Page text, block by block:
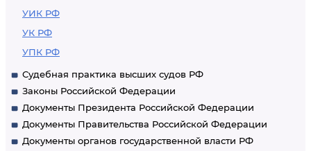
УИК РФ
УК РФ
УПК РФ
Судебная практика высших судов РФ
Законы Российской Федерации
Документы Президента Российской Федерации
Документы Правительства Российской Федерации
Документы органов государственной власти РФ